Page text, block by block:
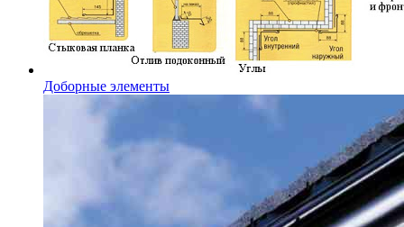
Доборные элементы